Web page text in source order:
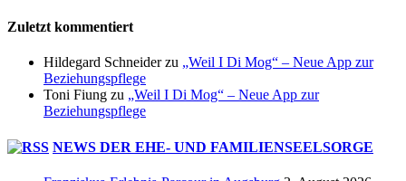
Zuletzt kommentiert
Hildegard Schneiderzu „Weil I Di Mog“ – Neue App zur
Beziehungspflege
Toni Fiung zu „Weil I Di Mog“ – Neue App zur
Beziehungspflege
NEWS DER EHE- UND FAMILIENSEELSORGE